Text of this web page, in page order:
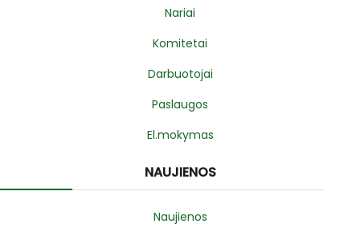
Nariai
Komitetai
Darbuotojai
Paslaugos
El.mokymas
NAUJIENOS
Naujienos